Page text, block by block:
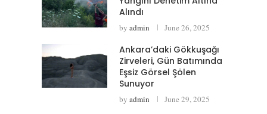
Alındı
by admin June 26, 2025
Ankara’daki Gökkuşağı
Zirveleri, Gün Batımında
Eşsiz Görsel Şölen
Sunuyor
by admin June 29, 2025